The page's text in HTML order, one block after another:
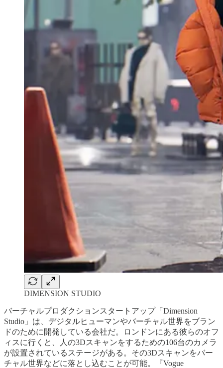
DIMENSION STUDIO
バーチャルプロダクションスタートアップ「Dimension
Studio」は、デジタルヒューマンやバーチャル世界をブラン
ドのために開発している会社だ。ロンドンにある彼らのオフ
ィスに行くと、人の3Dスキャンをするための106台のカメラ
が設置されているステージがある。その3Dスキャンをバー
チャル世界などに落とし込むことが可能。『Vogue